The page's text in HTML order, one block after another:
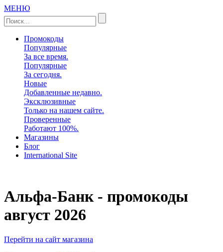
МЕНЮ
Промокоды
Популярные
За все время.
Популярные
За сегодня.
Новые
Добавленные недавно.
Эксклюзивные
Только на нашем сайте.
Проверенные
Работают 100%.
Магазины
Блог
International Site
Альфа-Банк - промокоды
август 2026
Перейти на сайт магазина